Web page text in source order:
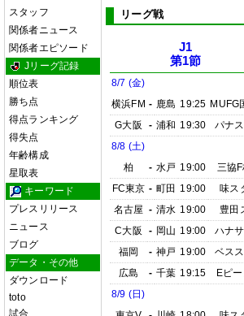
スタッフ
関係者ニュース
関係者エピソード
Jリーグ記録
順位表
勝ち点
得点ランキング
得失点
年齢構成
星取表
キーワード
プレスリリース
ニュース
ブログ
データ・その他
ダウンロード
toto
試合
リーグ戦
J1
第1節
8/7 (金)
横浜FM - 鹿島 19:25 MUFG
G大阪
- 浦和 19:30
パナ
8/8 (土)
柏
- 水戸 19:00
三協F
FC東京 - 町田 19:00
味ス
名古屋 - 清水 19:00
豊田
C大阪
- 岡山 19:00
ハナ
福岡
- 神戸 19:00
ベス
広島
- 千葉 19:15
Eピ
8/9 (日)